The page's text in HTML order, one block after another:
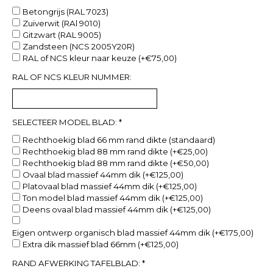
Betongrijs (RAL 7023)
Zuiverwit (RAl 9010)
Gitzwart (RAL 9005)
Zandsteen (NCS 2005Y20R)
RAL of NCS kleur naar keuze (+€75,00)
RAL OF NCS KLEUR NUMMER:
SELECTEER MODEL BLAD: *
Rechthoekig blad 66 mm rand dikte (standaard)
Rechthoekig blad 88 mm rand dikte (+€25,00)
Rechthoekig blad 88 mm rand dikte (+€50,00)
Ovaal blad massief 44mm dik (+€125,00)
Platovaal blad massief 44mm dik (+€125,00)
Ton model blad massief 44mm dik (+€125,00)
Deens ovaal blad massief 44mm dik (+€125,00)
Eigen ontwerp organisch blad massief 44mm dik (+€175,00)
Extra dik massief blad 66mm (+€125,00)
RAND AFWERKING TAFELBLAD: *